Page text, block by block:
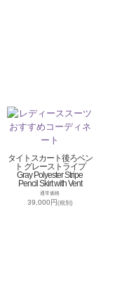
タイトスカート後ろベン
ト グレーストライプ
Gray Polyester Stripe
Pencil Skirt with Vent
通常価格
39,000円(税別)